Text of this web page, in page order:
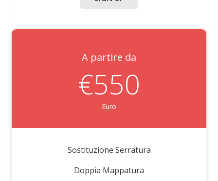
A partire da
€550
Euro
Sostituzione Serratura
Doppia Mappatura